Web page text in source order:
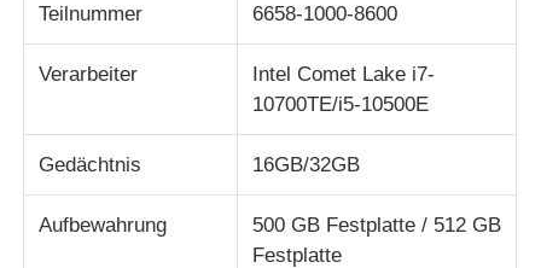
Videos
Teilnummer 6658-1000-8600
Verarbeiter
Intel Comet Lake i7-
10700TE/i5-10500E
Gedächtnis 16GB/32GB
Aufbewahrung
500 GB Festplatte / 512 GB
Festplatte